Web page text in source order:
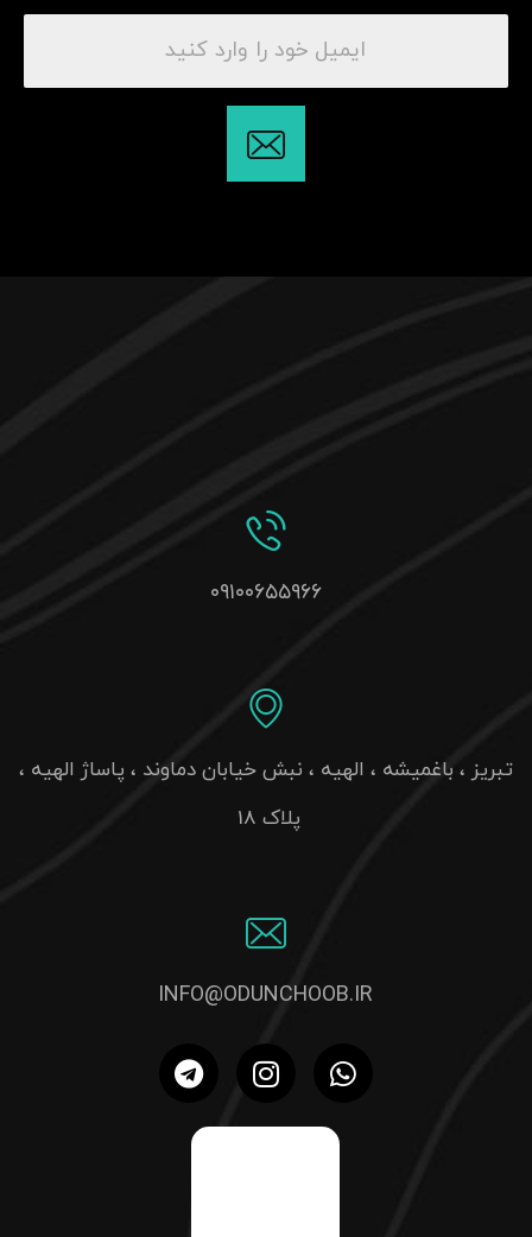
۰۹۱۰۰۶۵۵۹۶۶
تبریز ، باغمیشه ، الهیه ، نبش خیابان دماوند ، پاساژ الهیه ،
پلاک 18
INFO@ODUNCHOOB.IR